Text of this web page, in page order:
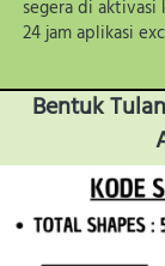
segera di aktivasi
24 jam aplikasi
Bentuk